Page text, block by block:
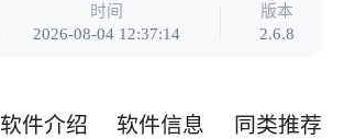
时间
2026-08-04 12:37:14
版本
2.6.8
软件介绍 软件信息 同类推荐